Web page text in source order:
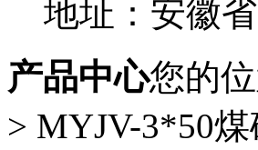
地址：安
产品中心您的位
> MYJV-3*50